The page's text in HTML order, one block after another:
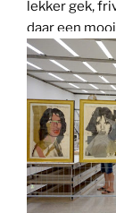
lekker gek,
daar een